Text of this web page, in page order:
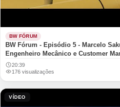
BW FÓRUM
BW Fórum - Episódio 5 - Marcelo
Engenheiro Mecânico e Customer
20:39
176 visualizações
VÍDEO